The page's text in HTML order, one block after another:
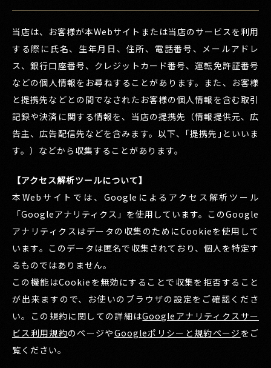
当店は、お客様が本Webサイトまたは当店のサービスを利用
する際に氏名、生年月日、住所、電話番号、メールアドレ
ス、銀行口座番号、クレジットカード番号、運転免許証番号
などの個人情報をお尋ねすることがあります。また、お客様
と提携先などとの間でなされたお客様の個人情報を含む取引
記録や決済に関する情報を、当店の提携先（情報提供元、広
告主、広告配信先などを含みます。以下、｢提携先｣といいま
す。）などから収集することがあります。
【アクセス解析ツールについて】
本Webサイトでは、Googleによるアクセス解析ツール
「Googleアナリティクス」を使用しています。このGoogle
アナリティクスはデータの収集のためにCookieを使用して
います。このデータは匿名で収集されており、個人を特定す
るものではありません。
この機能はCookieを無効にすることで収集を拒否すること
が出来ますので、お使いのブラウザの設定をご確認くださ
い。この規約に関しての詳細はGoogleアナリティクスサー
ビス利用規約のページやGoogleポリシーと規約ページ をご
覧ください。